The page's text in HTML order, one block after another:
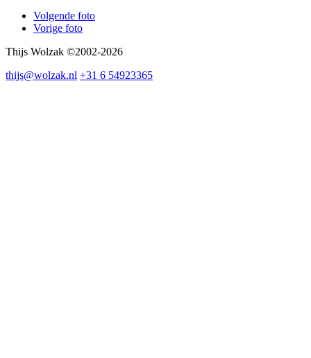
Volgende foto
Vorige foto
Thijs Wolzak ©2002-2026
thijs@wolzak.nl +31 6 54923365